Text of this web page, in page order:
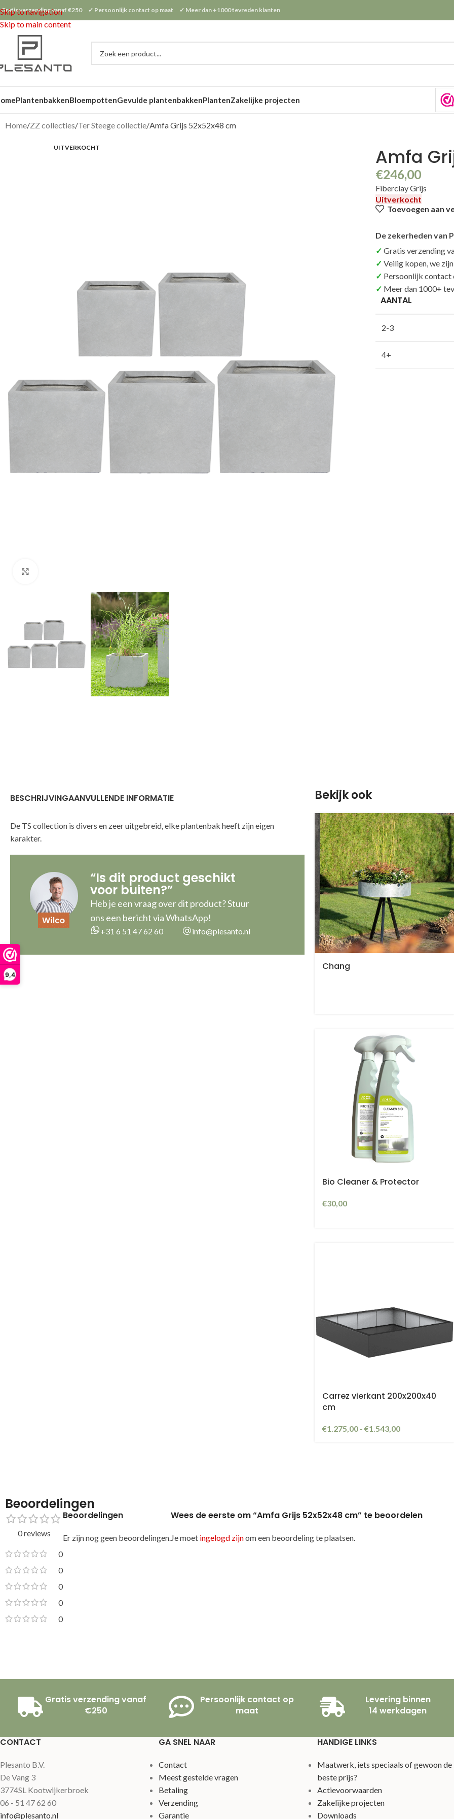
9,4
Skip to navigation
Skip to main content
verzending vanaf €250 ✓ Persoonlijk contact op maat ✓ Meer dan +1000 tevreden klanten
PlantenbakkenBloempottenGevulde plantenbakkenPlantenZakelijke projecten
Home ZZ collecties Ter Steege collectie Amfa Grijs 52x52x48 cm
UITVERKOCHT Amfa
€246,00
Fiberclay Grijs
Uitverkocht
Toevoegen aan
De zekerheden van
Gratis verzending
Veilig kopen, we
Persoonlijk contact
Meer dan 1000+
AANTAL
2-3
4+
BESCHRIJVINGAANVULLENDE INFORMATIE
De TS collection is divers en zeer uitgebreid, elke plantenbak heeft zijn eigen
karakter.
“Is dit product geschikt
voor buiten?”
Heb je een vraag over dit product? Stuur
ons een bericht via WhatsApp!
+31 6 51 47 62 60 info@plesanto.nl
Bekijk ook
Chang
Bio Cleaner & Protector
€30,00
Carrez vierkant 200x200x40
cm
€1.275,00 - €1.543,00
Beoordelingen
0 reviews
0
0
0
0
0
Beoordelingen
Er zijn nog geen beoordelingen.
Wees de eerste om “Amfa Grijs 52x52x48 cm” te beoordelen
Je moet ingelogd zijnom een beoordeling te plaatsen.
Gratis verzending vanaf
€250
Persoonlijk contact op
maat
Levering binnen
14 werkdagen
CONTACT
Plesanto B.V.
De Vang 3
3774SL Kootwijkerbroek
06 - 51 47 62 60
info@plesanto.nl
GA SNEL NAAR
Contact
Meest gestelde vragen
Betaling
Verzending
Garantie
HANDIGE LINKS
Maatwerk, iets speciaals of gewoon de
beste prijs?
Actievoorwaarden
Zakelijke projecten
Downloads